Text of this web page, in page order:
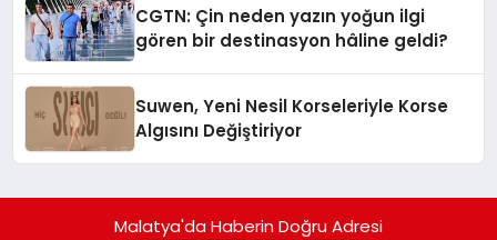
CGTN: Çin neden yazın yoğun ilgi
gören bir destinasyon hâline geldi?
Suwen, Yeni Nesil Korseleriyle Korse
Algısını Değiştiriyor
Malatya'da Haberin Doğru Adresi